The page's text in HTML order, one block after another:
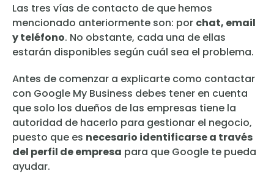
Las tres vías de contacto de que hemos
mencionado anteriormente son: por chat, email
y teléfono. No obstante, cada una de ellas
estarán disponibles según cuál sea el problema.
Antes de comenzar a explicarte como contactar
con Google My Business debes tener en cuenta
que solo los dueños de las empresas tiene la
autoridad de hacerlo para gestionar el negocio,
puesto que es necesario identificarse a través
del perfil de empresa para que Google te pueda
ayudar.